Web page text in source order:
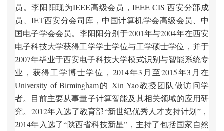
员。李阳阳现为IEEE高级会员，IEEE CIS 西安分部成
员、IET西安分会司库，中国计算机学会高级会员、中
国电子学会会员。李阳阳分别于2001年与2004年在西安
电子科技大学获得工学学士学位与工学硕士学位，并于
2007年毕业于西安电子科技大学模式识别与智能系统专
业，获得工学博士学位， 2014年3 月至2015年3 月在
University of Birmingham的 Xin Yao教授团队做访问学
者。目前主要从事量子计算智能及其相关领域的应用研
究。2012年入选了教育部“新世纪优秀人才支持计划”，
2014年入选了“陕西省科技新星”，主持了包括国家自然